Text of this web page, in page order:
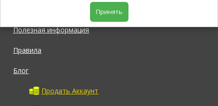
Полезная информация
Правила
Блог
Продать Аккаунт
Принять